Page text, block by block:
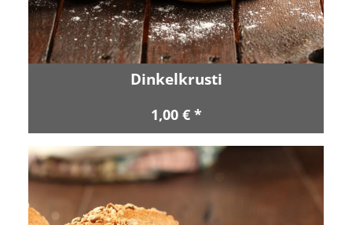
Dinkelkrusti
1,00 € *